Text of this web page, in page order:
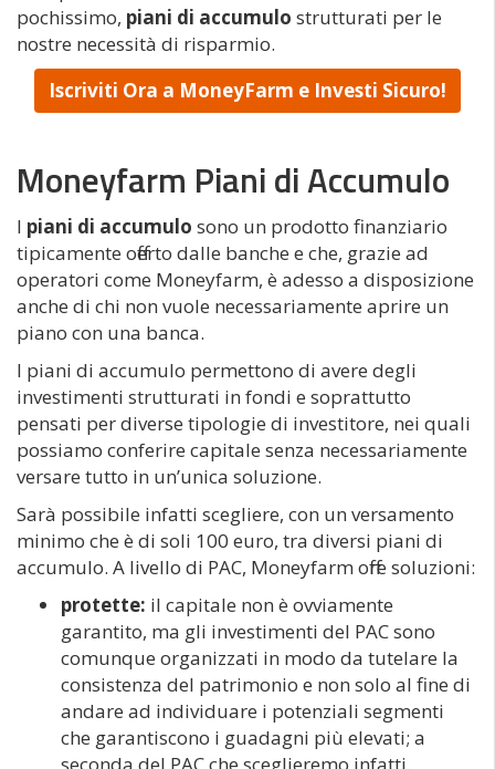
pochissimo, piani di accumulo strutturati per le
nostre necessità di risparmio.
Iscriviti Ora a MoneyFarm e Investi Sicuro!
Moneyfarm Piani di Accumulo
I piani di accumulo sono un prodotto finanziario
tipicamente offerto dalle banche e che, grazie ad
operatori come Moneyfarm, è adesso a disposizione
anche di chi non vuole necessariamente aprire un
piano con una banca.
I piani di accumulo permettono di avere degli
investimenti strutturati in fondi e soprattutto
pensati per diverse tipologie di investitore, nei quali
possiamo conferire capitale senza necessariamente
versare tutto in un’unica soluzione.
Sarà possibile infatti scegliere, con un versamento
minimo che è di soli 100 euro, tra diversi piani di
accumulo. A livello di PAC, Moneyfarm offre soluzioni:
protette: il capitale non è ovviamente
garantito, ma gli investimenti del PAC sono
comunque organizzati in modo da tutelare la
consistenza del patrimonio e non solo al fine di
andare ad individuare i potenziali segmenti
che garantiscono i guadagni più elevati; a